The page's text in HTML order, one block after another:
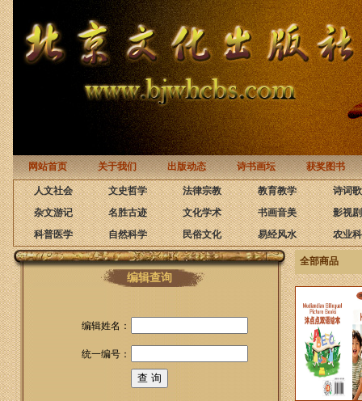
网站首页 关于我们 出版动态 诗书画坛 获奖图书
人文社会 文史哲学 法律宗教 教育教学
诗词
杂文游记
名胜古迹 文化学术 书画音美
影视
科普医学
自然科学 民俗文化 易经风水 农业
编辑查询
编辑姓名：
统一编号：
全部商品